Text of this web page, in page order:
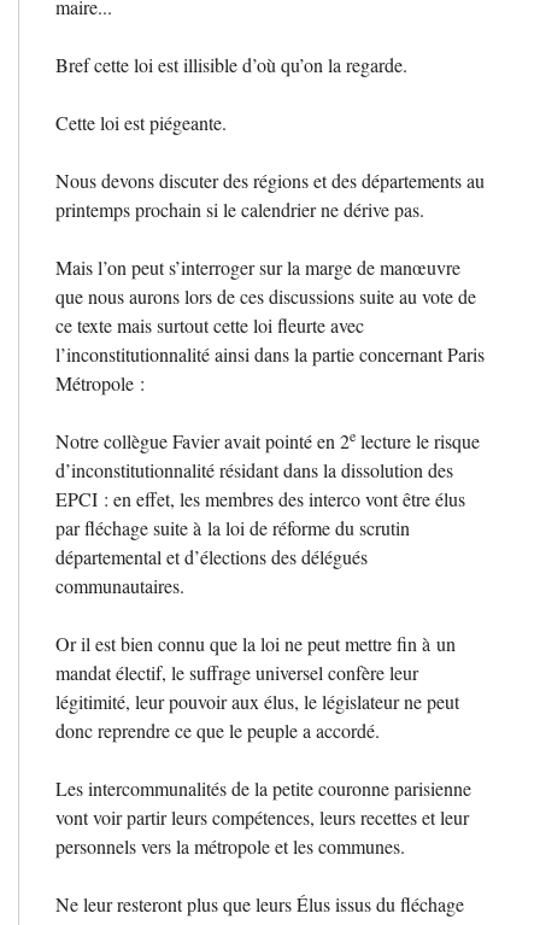
maire...
Bref cette loi est illisible d’où qu’on la regarde.
Cette loi est piégeante.
Nous devons discuter des régions et des départements au
printemps prochain si le calendrier ne dérive pas.
Mais l’on peut s’interroger sur la marge de manœuvre
que nous aurons lors de ces discussions suite au vote de
ce texte mais surtout cette loi fleurte avec
l’inconstitutionnalité ainsi dans la partie concernant Paris
Métropole :
Notre collègue Favier avait pointé en 2e lecture le risque
d’inconstitutionnalité résidant dans la dissolution des
EPCI : en effet, les membres des interco vont être élus
par fléchage suite à la loi de réforme du scrutin
départemental et d’élections des délégués
communautaires.
Or il est bien connu que la loi ne peut mettre fin à un
mandat électif, le suffrage universel confère leur
légitimité, leur pouvoir aux élus, le législateur ne peut
donc reprendre ce que le peuple a accordé.
Les intercommunalités de la petite couronne parisienne
vont voir partir leurs compétences, leurs recettes et leur
personnels vers la métropole et les communes.
Ne leur resteront plus que leurs Élus issus du fléchage